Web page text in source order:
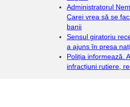
Administratorul
Carei vrea să se
banii
Sensul giratoriu
a ajuns în presa
Poliția informează.
infracțiuni rutiere,